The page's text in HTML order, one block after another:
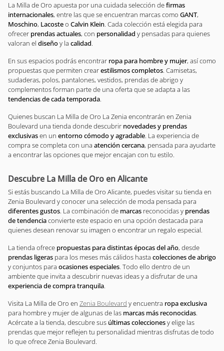
La Milla de Oro apuesta por una cuidada selección defirmas
internacionales, entre las que se encuentran marcas como GANT,
Moschino, Lacosteo Calvin Klein. Cada colección está elegida para
ofrecer prendas actuales, con personalidad y pensadas para quienes
valoran el diseñoy la calidad.
En sus espacios podrás encontrar ropa para hombre y mujer, así como
propuestas que permiten crearestilismos completos. Camisetas,
sudaderas, polos, pantalones, vestidos, prendas de abrigo y
complementos forman parte de una oferta que se adapta a las
tendencias de cada temporada.
Quienes buscan La Milla de Oro La Zenia encontrarán en Zenia
Boulevard una tienda donde descubrir novedades y prendas
exclusivasen un entorno cómodo y agradable. La experiencia de
compra se completa con una atención cercana, pensada para ayudarte
a encontrar las opciones que mejor encajan con tu estilo.
Descubre La Milla de Oro en Alicante
Si estás buscando La Milla de Oro Alicante, puedes visitar su tienda en
Zenia Boulevard y conocer una selección de moda pensada para
diferentes gustos. La combinación de marcas reconocidas y prendas
de tendenciaconvierte este espacio en una opción destacada para
quienes desean renovar su imagen o encontrar un regalo especial.
La tienda ofrece propuestas para distintas épocas del año, desde
prendas ligeras para los meses más cálidos hasta colecciones de abrigo
y conjuntos para ocasiones especiales. Todo ello dentro de un
ambiente que invita a descubrir nuevas ideas y a disfrutar de una
experiencia de compra tranquila.
Visita La Milla de Oro en Zenia Boulevard y encuentra ropa exclusiva
para hombre y mujer de algunas de las marcas más reconocidas.
Acércate a la tienda, descubre sus últimas coleccionesy elige las
prendas que mejor reflejen tu personalidad mientras disfrutas de todo
lo que ofrece Zenia Boulevard.